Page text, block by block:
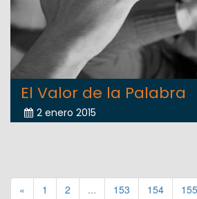
El Valor de la Palabra
2 enero 2015
« 1 2 ... 153 154 155